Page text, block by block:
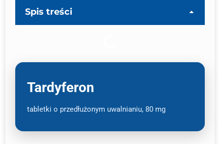
Spis treści
Tardyferon
tabletki o przedłużonym uwalnianiu, 80 mg